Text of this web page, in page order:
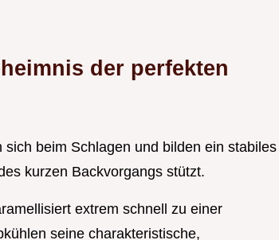
der perfekten
beim Schlagen und bilden ein stabiles
kurzen Backvorgangs stützt.
extrem schnell zu einer
seine charakteristische,